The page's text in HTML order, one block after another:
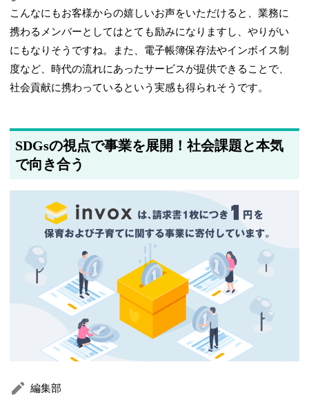
こんなにもお客様からの嬉しいお声をいただけると、業務に
携わるメンバーとしてはとても励みになりますし、やりがい
にもなりそうですね。また、電子帳簿保存法やインボイス制
度など、時代の流れにあったサービスが提供できることで、
社会貢献に携わっているという実感も得られそうです。
SDGsの視点で事業を展開！社会課題と本気
で向き合う
編集部